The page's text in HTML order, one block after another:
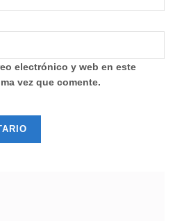
electrónico y web en este
vez que comente.